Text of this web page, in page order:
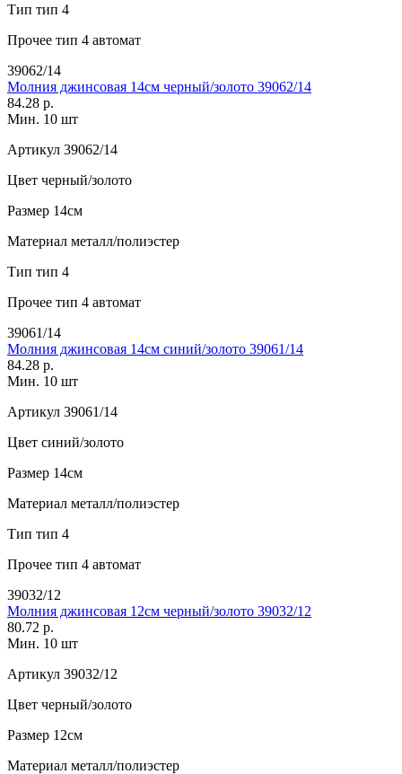
Тип тип 4
Прочее тип 4 автомат
39062/14
Молния джинсовая 14см черный/золото 39062/14
84.28 р.
Мин. 10 шт
Артикул 39062/14
Цвет черный/золото
Размер 14см
Материал металл/полиэстер
Тип тип 4
Прочее тип 4 автомат
39061/14
Молния джинсовая 14см синий/золото 39061/14
84.28 р.
Мин. 10 шт
Артикул 39061/14
Цвет синий/золото
Размер 14см
Материал металл/полиэстер
Тип тип 4
Прочее тип 4 автомат
39032/12
Молния джинсовая 12см черный/золото 39032/12
80.72 р.
Мин. 10 шт
Артикул 39032/12
Цвет черный/золото
Размер 12см
Материал металл/полиэстер